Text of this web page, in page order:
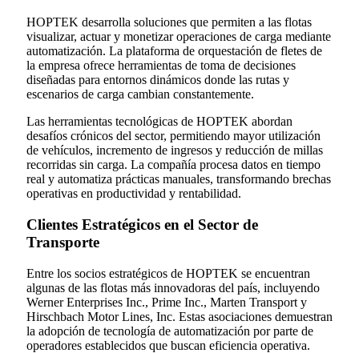
HOPTEK desarrolla soluciones que permiten a las flotas
visualizar, actuar y monetizar operaciones de carga mediante
automatización. La plataforma de orquestación de fletes de
la empresa ofrece herramientas de toma de decisiones
diseñadas para entornos dinámicos donde las rutas y
escenarios de carga cambian constantemente.
Las herramientas tecnológicas de HOPTEK abordan
desafíos crónicos del sector, permitiendo mayor utilización
de vehículos, incremento de ingresos y reducción de millas
recorridas sin carga. La compañía procesa datos en tiempo
real y automatiza prácticas manuales, transformando brechas
operativas en productividad y rentabilidad.
Clientes Estratégicos en el Sector de
Transporte
Entre los socios estratégicos de HOPTEK se encuentran
algunas de las flotas más innovadoras del país, incluyendo
Werner Enterprises Inc., Prime Inc., Marten Transport y
Hirschbach Motor Lines, Inc. Estas asociaciones demuestran
la adopción de tecnología de automatización por parte de
operadores establecidos que buscan eficiencia operativa.